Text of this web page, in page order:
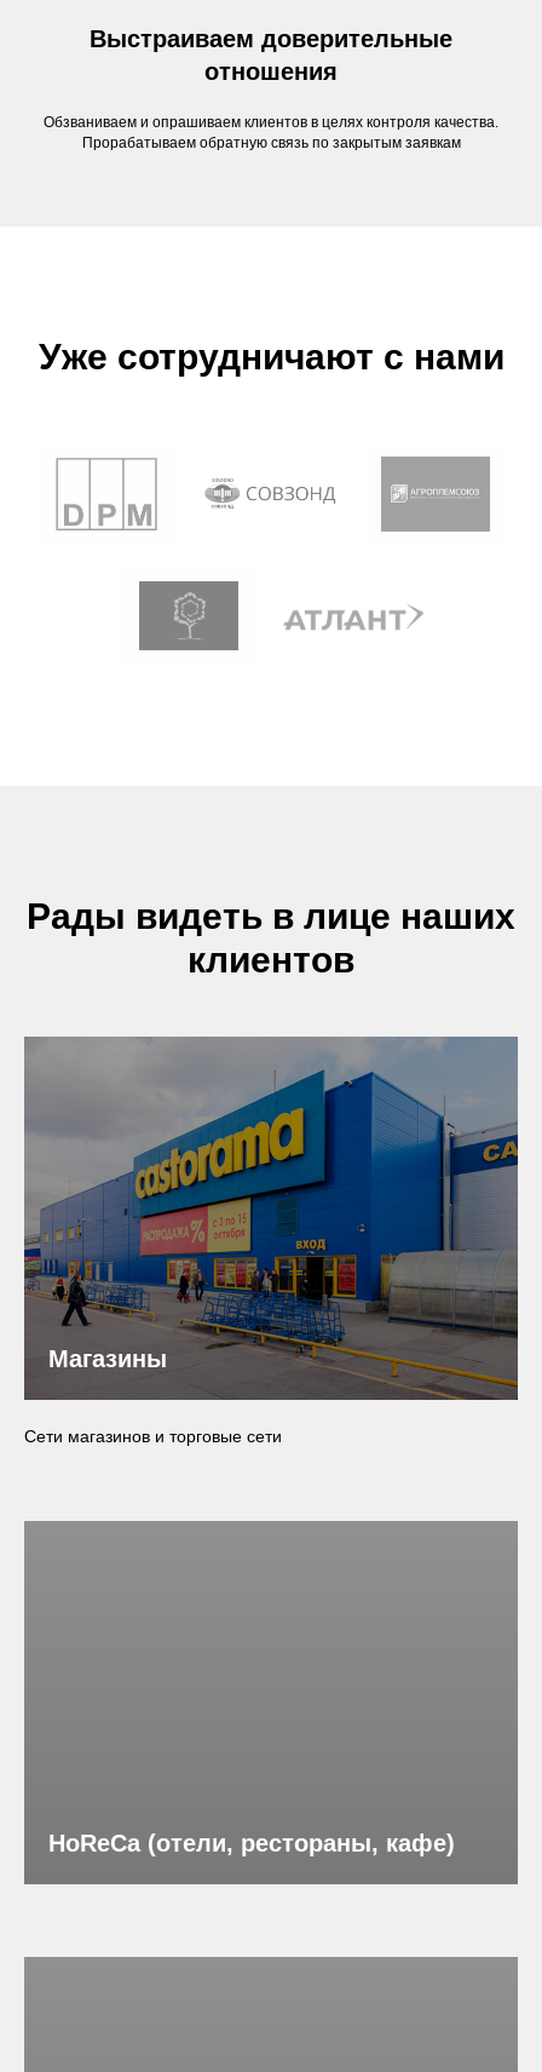
Выстраиваем доверительные
отношения
Обзваниваем и опрашиваем клиентов в целях контроля качества.
Прорабатываем обратную связь по закрытым заявкам
Уже сотрудничают с нами
Рады видеть в лице наших
клиентов
Магазины
Сети магазинов и торговые сети
HoReCa (отели, рестораны, кафе)